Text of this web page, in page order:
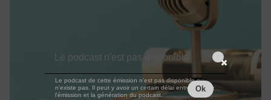
Le podcast n'est pas disponible
Le podcast de cette émission n'est pas disponible ou
n'existe pas. Il peut y avoir un certain délai entre la fin de
l'émission et la génération du podcast.
Ok